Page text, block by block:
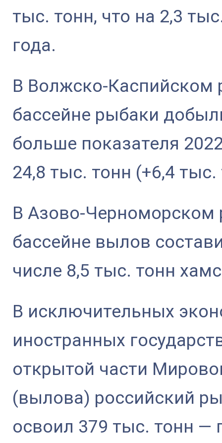
тыс. тонн, что на 2,3
года.
В Волжско-Каспийском
бассейне рыбаки
больше показателя
24,8 тыс. тонн (+6,4 тыс.
В Азово-Черноморском
бассейне вылов
числе 8,5 тыс. тонн
В исключительных
иностранных
открытой части
(вылова) российский
освоил 379 тыс. тонн —